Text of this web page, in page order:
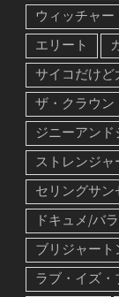
ウィッチャー
エリート
サイコだけど
ザ・クラウン
ジニーアン
ストレンジャ
セリングサン
ドキュメ/バ
ブリジャート
ラブ・イズ・